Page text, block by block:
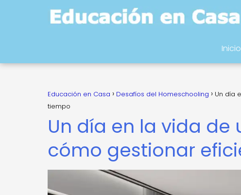
Inicio
Educación en Casa Desafíos del Homeschooling
Un día
tiempo
Un día en la vida de
cómo gestionar